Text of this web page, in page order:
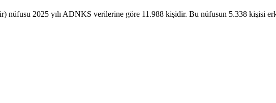
nüfusu 2025 yılı ADNKS verilerine göre 11.988 kişidir. Bu nüfusun 5.338 kişisi